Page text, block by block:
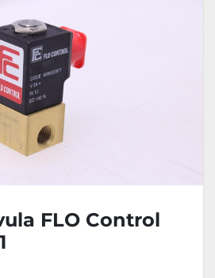
FLO Control